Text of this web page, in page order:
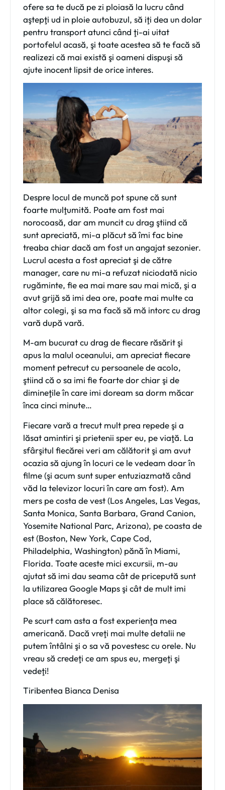
ofere sa te ducă pe zi ploiasă la lucru când
aştepţi ud in ploie autobuzul, să iţi dea un dolar
pentru transport atunci când ţi-ai uitat
portofelul acasă, şi toate acestea să te facă să
realizezi că mai există şi oameni dispuşi să
ajute inocent lipsit de orice interes.
Despre locul de muncă pot spune că sunt
foarte mulţumită. Poate am fost mai
norocoasă, dar am muncit cu drag ştiind că
sunt apreciată, mi-a plăcut să îmi fac bine
treaba chiar dacă am fost un angajat sezonier.
Lucrul acesta a fost apreciat şi de către
manager, care nu mi-a refuzat niciodată nicio
rugăminte, fie ea mai mare sau mai mică, şi a
avut grijă să imi dea ore, poate mai multe ca
altor colegi, şi sa ma facă să mă intorc cu drag
vară după vară.
M-am bucurat cu drag de fiecare răsărit şi
apus la malul oceanului, am apreciat fiecare
moment petrecut cu persoanele de acolo,
ştiind că o sa imi fie foarte dor chiar şi de
dimineţile în care imi doream sa dorm măcar
înca cinci minute…
Fiecare vară a trecut mult prea repede şi a
lăsat amintiri şi prietenii sper eu, pe viaţă. La
sfârşitul fiecărei veri am călătorit şi am avut
ocazia să ajung în locuri ce le vedeam doar în
filme (şi acum sunt super entuziazmată când
văd la televizor locuri în care am fost). Am
mers pe costa de vest (Los Angeles, Las Vegas,
Santa Monica, Santa Barbara, Grand Canion,
Yosemite National Parc, Arizona), pe coasta de
est (Boston, New York, Cape Cod,
Philadelphia, Washington) pănă în Miami,
Florida. Toate aceste mici excursii, m-au
ajutat să imi dau seama cât de pricepută sunt
la utilizarea Google Maps şi cât de mult imi
place să călătoresec.
Pe scurt cam asta a fost experienţa mea
americană. Dacă vreţi mai multe detalii ne
putem întâlni şi o sa vă povestesc cu orele. Nu
vreau să credeţi ce am spus eu, mergeţi şi
vedeţi!
Tiribentea Bianca Denisa